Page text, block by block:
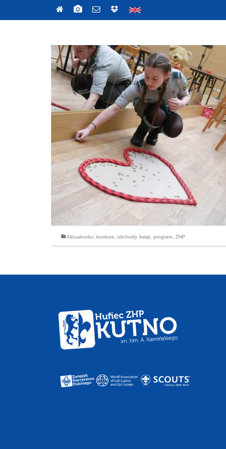
Aktualności konkurs obchody świąt program ZHP